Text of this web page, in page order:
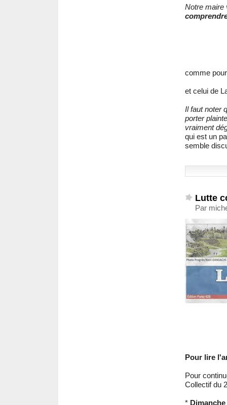
Notre maire
comme
et celui de
Il faut noter
porter plainte
vraiment
qui est un
semble
Lutte
Par
Pour lire
Pour
Collectif du
*